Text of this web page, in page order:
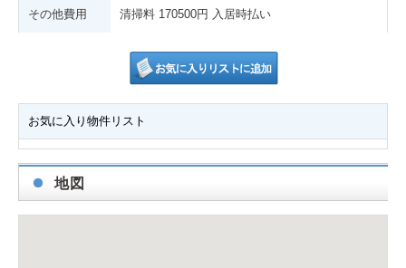
その他費用 清掃料 170500円 入居時払い
お気に入り物件リスト
地図